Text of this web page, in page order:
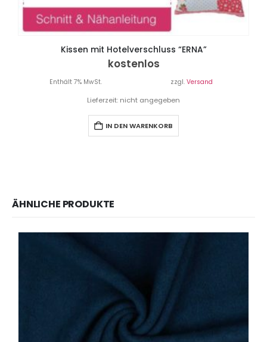
Kissen mit Hotelverschluss “ERNA”
kostenlos
Enthält 7% MwSt. zzgl. Versand
Lieferzeit: nicht angegeben
IN DEN WARENKORB
ÄHNLICHE PRODUKTE